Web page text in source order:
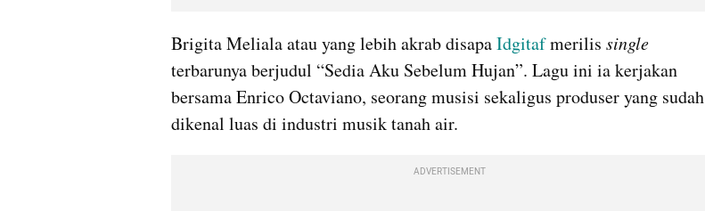
Brigita Meliala atau yang lebih akrab disapa Idgitaf merilis
terbarunya berjudul “Sedia Aku Sebelum Hujan”. Lagu ini ia kerjakan
bersama Enrico Octaviano, seorang musisi sekaligus produser yang sudah
dikenal luas di industri musik tanah air.
ADVERTISEMENT